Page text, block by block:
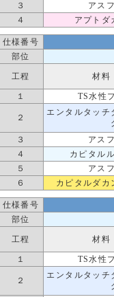
３
アス
４
アプトダ
仕様番号
部位
工程 材料
１ TS水性
２
エンタルタッチ
３
アス
４
カピタル
５
アス
６
カピタルダカ
仕様番号
部位
工程 材料
１ TS水性
２
エンタルタッチ